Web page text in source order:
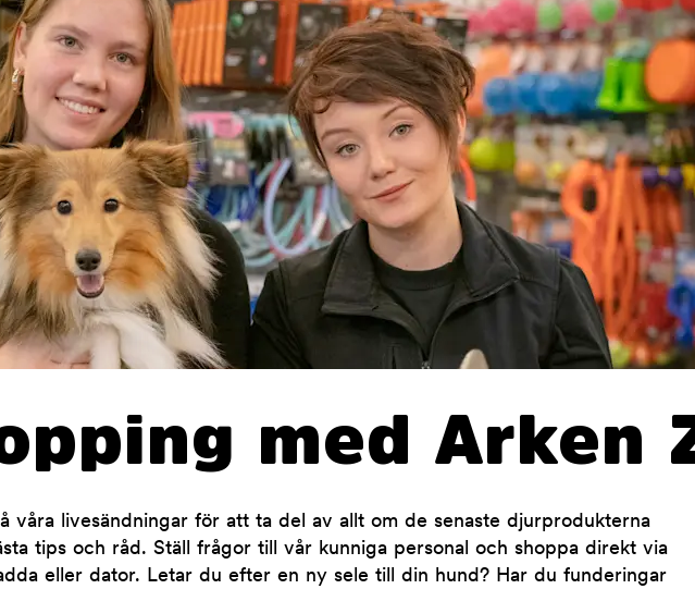
med Arken
våra livesändningar för att ta del av allt om de senaste djurprodukterna
tips och råd. Ställ frågor till vår kunniga personal och shoppa direkt via
eller dator. Letar du efter en ny sele till din hund? Har du funderingar